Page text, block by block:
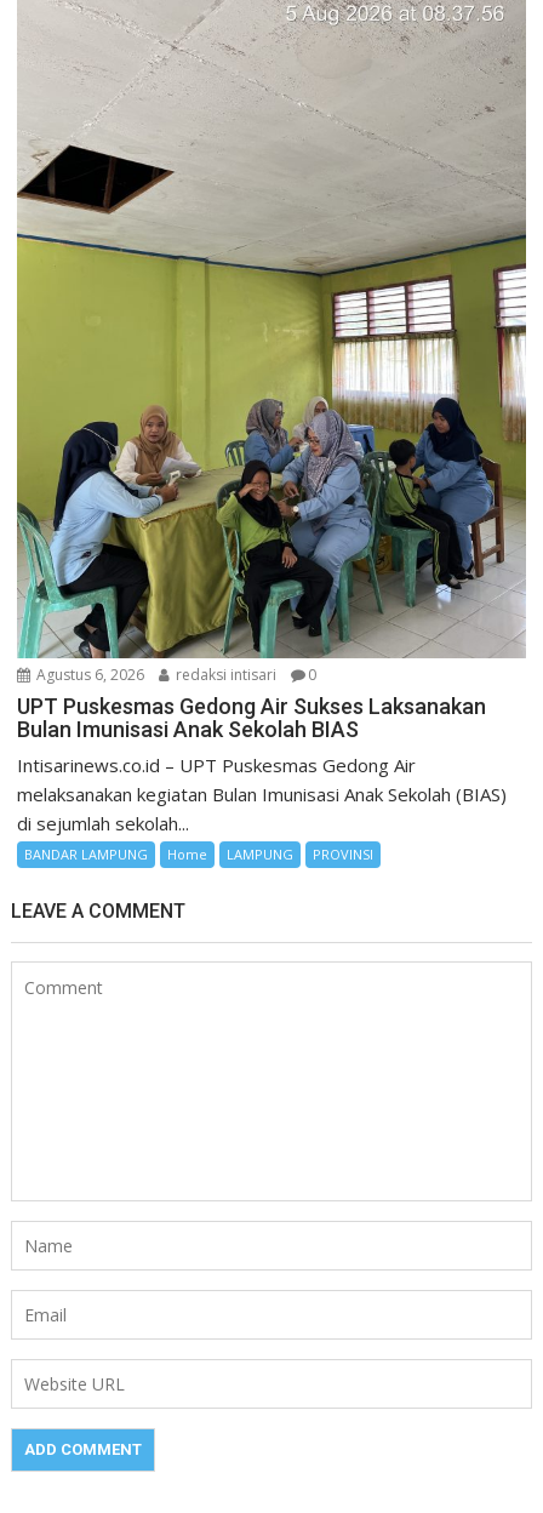
Agustus 6, 2026 redaksi intisari 0
UPT Puskesmas Gedong Air Sukses Laksanakan
Bulan Imunisasi Anak Sekolah BIAS
Intisarinews.co.id – UPT Puskesmas Gedong Air
melaksanakan kegiatan Bulan Imunisasi Anak Sekolah (BIAS)
di sejumlah sekolah...
BANDAR LAMPUNG Home LAMPUNG PROVINSI
LEAVE A COMMENT